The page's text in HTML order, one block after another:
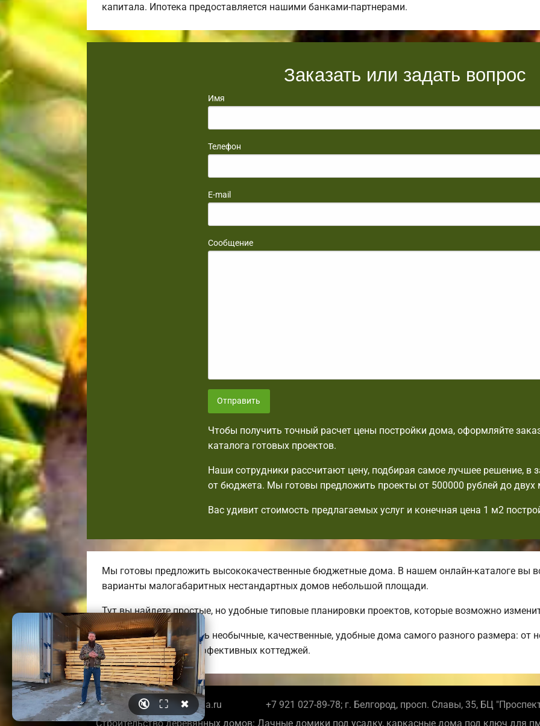
капитала. Ипотека предоставляется нашими банками-партнерами.
Заказать или задать вопрос
Имя
Телефон
E-mail
Сообщение
Отправить
Чтобы получить точный расчет цены постройки дома, оформляйте
каталога готовых проектов.
Наши сотрудники рассчитают цену, подбирая самое лучшее решение, в
от бюджета. Мы готовы предложить проекты от 500000 рублей до двух
Вас удивит стоимость предлагаемых услуг и конечная цена 1 м2
Мы готовы предложить высококачественные бюджетные дома. В нашем онлайн-каталоге вы
варианты малогабаритных нестандартных домов небольшой площади.
Тут вы найдете простые, но удобные типовые планировки проектов, которые возможно
Мы можем предложить необычные, качественные, удобные дома самого разного размера: от
до огромных энергоэффективных коттеджей.
© 2026 belgorodbrusdoma.ru
+7 921 027-89-78; г. Белгород, просп. Славы, 35, БЦ
Строительство деревянных домов: Дачные домики под усадку, каркасные дома под ключ для
🔇 ⛶ ✖